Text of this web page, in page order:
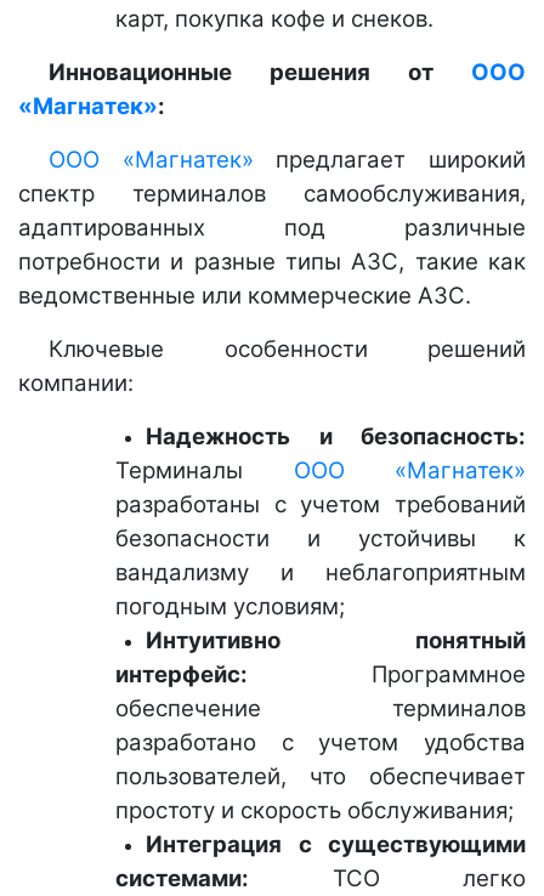
карт, покупка кофе и снеков.
Инновационные решения от ООО
«Магнатек»:
ООО «Магнатек» предлагает широкий
спектр терминалов самообслуживания,
адаптированных под различные
потребности и разные типы АЗС, такие как
ведомственные или коммерческие АЗС.
Ключевые особенности решений
компании:
Надежность и безопасность:
Терминалы ООО «Магнатек»
разработаны с учетом требований
безопасности и устойчивы к
вандализму и неблагоприятным
погодным условиям;
Интуитивно понятный
интерфейс: Программное
обеспечение терминалов
разработано с учетом удобства
пользователей, что обеспечивает
простоту и скорость обслуживания;
Интеграция с существующими
системами: ТСО легко